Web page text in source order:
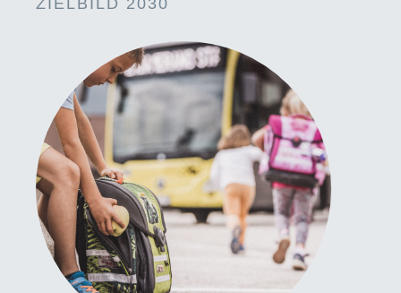
ZIELBILD 2030